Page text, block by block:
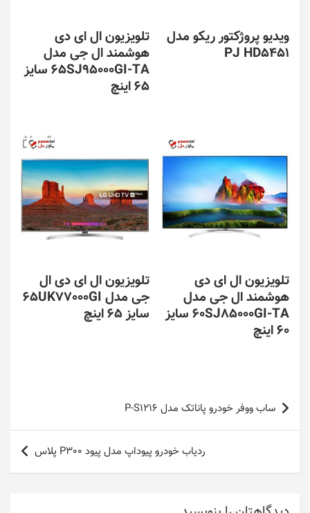
ویدیو پروژکتور ریکو مدل
PJ HD5451
تلویزیون ال ای دی
هوشمند ال جی مدل
65SJ95000GI-TA سایز
65 اینچ
تلویزیون ال ای دی
هوشمند ال جی مدل
60SJ85000GI-TA سایز
60 اینچ
تلویزیون ال ای دی ال
جی مدل 65UK77000GI
سایز 65 اینچ
راهبری
نوشته
ساب ووفر خودرو پاناتک مدل P-S1216
ردیاب خودرو پیوداپ مدل پیود P300 پلاس